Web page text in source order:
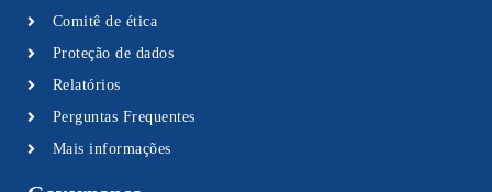
Comitê de ética
Proteção de dados
Relatórios
Perguntas Frequentes
Mais informações